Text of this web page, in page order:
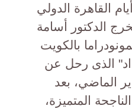
القاهرة الدولي
الدكتور أسامة
بالكويت
الذى رحل عن
الماضي، بعد
المتميزة،